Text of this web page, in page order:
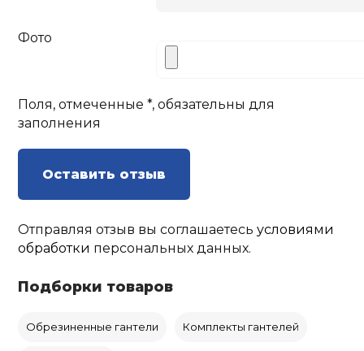
Фото
Поля, отмеченные *, обязательны для
заполнения
Оставить отзыв
Отправляя отзыв вы соглашаетесьусловиями
обработки персональных данных.
Подборки товаров
Обрезиненные гантели Комплекты гантелей